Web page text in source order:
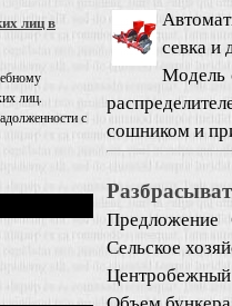
лиц в
лиц.
с
севка и
Модель
сошником и
Предложение
Сельское
Центробежный